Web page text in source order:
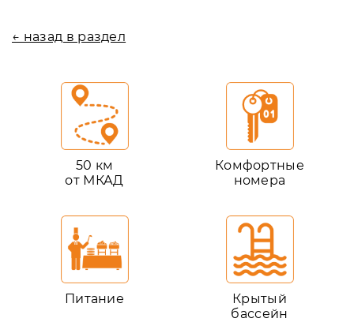
← назад в раздел
50 км
от МКАД
Комфортные
номера
Питание
Крытый
бассейн